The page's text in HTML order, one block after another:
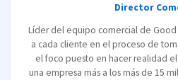
Director
Líder del equipo comercial de Good
a cada cliente en el proceso de
el foco puesto en hacer realidad
una empresa más a los más de 15